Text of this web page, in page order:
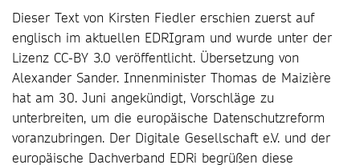
Dieser Text von Kirsten Fiedler erschien zuerst auf
englisch im aktuellen EDRIgram und wurde unter der
Lizenz CC-BY 3.0 veröffentlicht. Übersetzung von
Alexander Sander. Innenminister Thomas de Maizière
hat am 30. Juni angekündigt, Vorschläge zu
unterbreiten, um die europäische Datenschutzreform
voranzubringen. Der Digitale Gesellschaft e.V. und der
europäische Dachverband EDRi begrüßen diese